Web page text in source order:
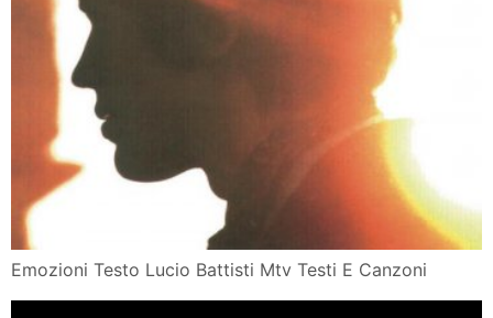
Emozioni Testo Lucio Battisti Mtv Testi E Canzoni